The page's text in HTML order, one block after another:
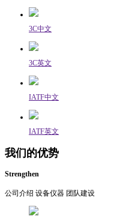
3C中文
3C英文
IATF中文
IATF英文
我们的优势
Strengthen
公司介绍 设备仪器 团队建设